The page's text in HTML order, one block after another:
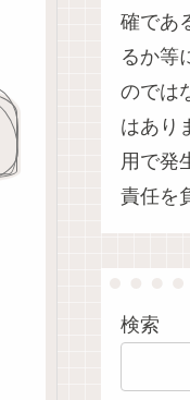
確であ
るか等
のでは
はあり
用で発
責任を
検索